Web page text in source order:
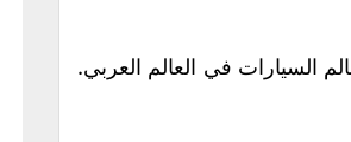
السيارات في العالم العربي.